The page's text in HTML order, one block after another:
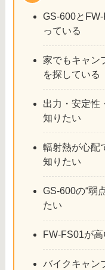
GS-600と
っている
家でもキャン
を探している
出力・安定性
知りたい
輻射熱が心配
知りたい
GS-600の“弱
たい
FW-FS01が
バイクキャン